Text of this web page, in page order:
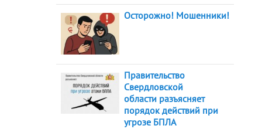
Осторожно! Мошенники!
Правительство
Свердловской
области разъясняет
порядок действий при
угрозе БПЛА